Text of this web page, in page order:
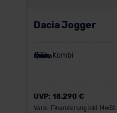
Dacia Jogger
Kombi
UVP: 18.290 €
Vario-Finanzierung inkl. MwSt.